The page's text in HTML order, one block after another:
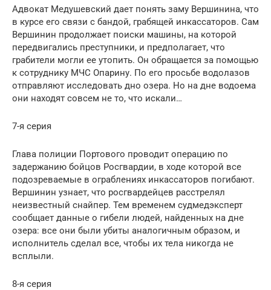
Адвокат Медушевский дает понять заму Вершинина, что
в курсе его связи с бандой, грабящей инкассаторов. Сам
Вершинин продолжает поиски машины, на которой
передвигались преступники, и предполагает, что
грабители могли ее утопить. Он обращается за помощью
к сотруднику МЧС Опарину. По его просьбе водолазов
отправляют исследовать дно озера. Но на дне водоема
они находят совсем не то, что искали…
7-я серия
Глава полиции Портового проводит операцию по
задержанию бойцов Росгвардии, в ходе которой все
подозреваемые в ограблениях инкассаторов погибают.
Вершинин узнает, что росгвардейцев расстрелял
неизвестный снайпер. Тем временем судмедэксперт
сообщает данные о гибели людей, найденных на дне
озера: все они были убиты аналогичным образом, и
исполнитель сделал все, чтобы их тела никогда не
всплыли.
8-я серия